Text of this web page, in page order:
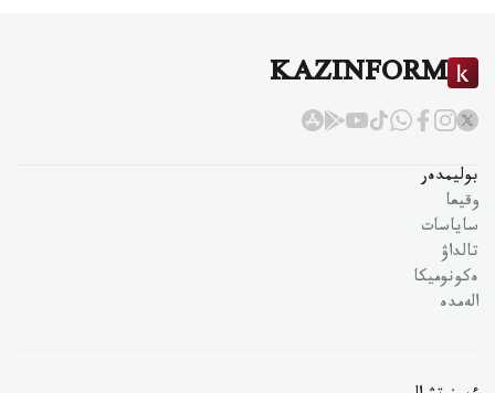
KAZINFORM
بوليمدەر
وقيعا
ساياسات
تالداۋ
ەكونوميكا
الەمدە